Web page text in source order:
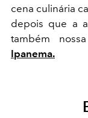
cena culinária
depois que a
também
Ipanema.